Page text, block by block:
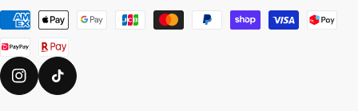
払
い
方
Instagram
TikTok